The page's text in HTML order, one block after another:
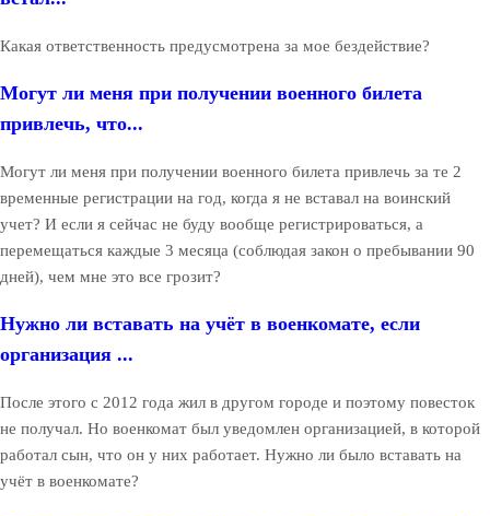
Какая ответственность предусмотрена за мое бездействие?
Могут ли меня при получении военного билета
привлечь, что...
Могут ли меня при получении военного билета привлечь за те 2
временные регистрации на год, когда я не вставал на воинский
учет? И если я сейчас не буду вообще регистрироваться, а
перемещаться каждые 3 месяца (соблюдая закон о пребывании 90
дней), чем мне это все грозит?
Нужно ли вставать на учёт в военкомате, если
организация ...
После этого с 2012 года жил в другом городе и поэтому повесток
не получал. Но военкомат был уведомлен организацией, в которой
работал сын, что он у них работает. Нужно ли было вставать на
учёт в военкомате?